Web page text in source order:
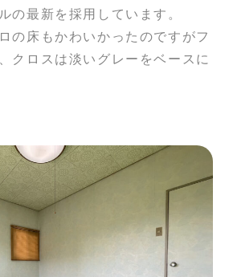
の最新を採用しています。
の床もかわいかったのですがフ
クロスは淡いグレーをベースに